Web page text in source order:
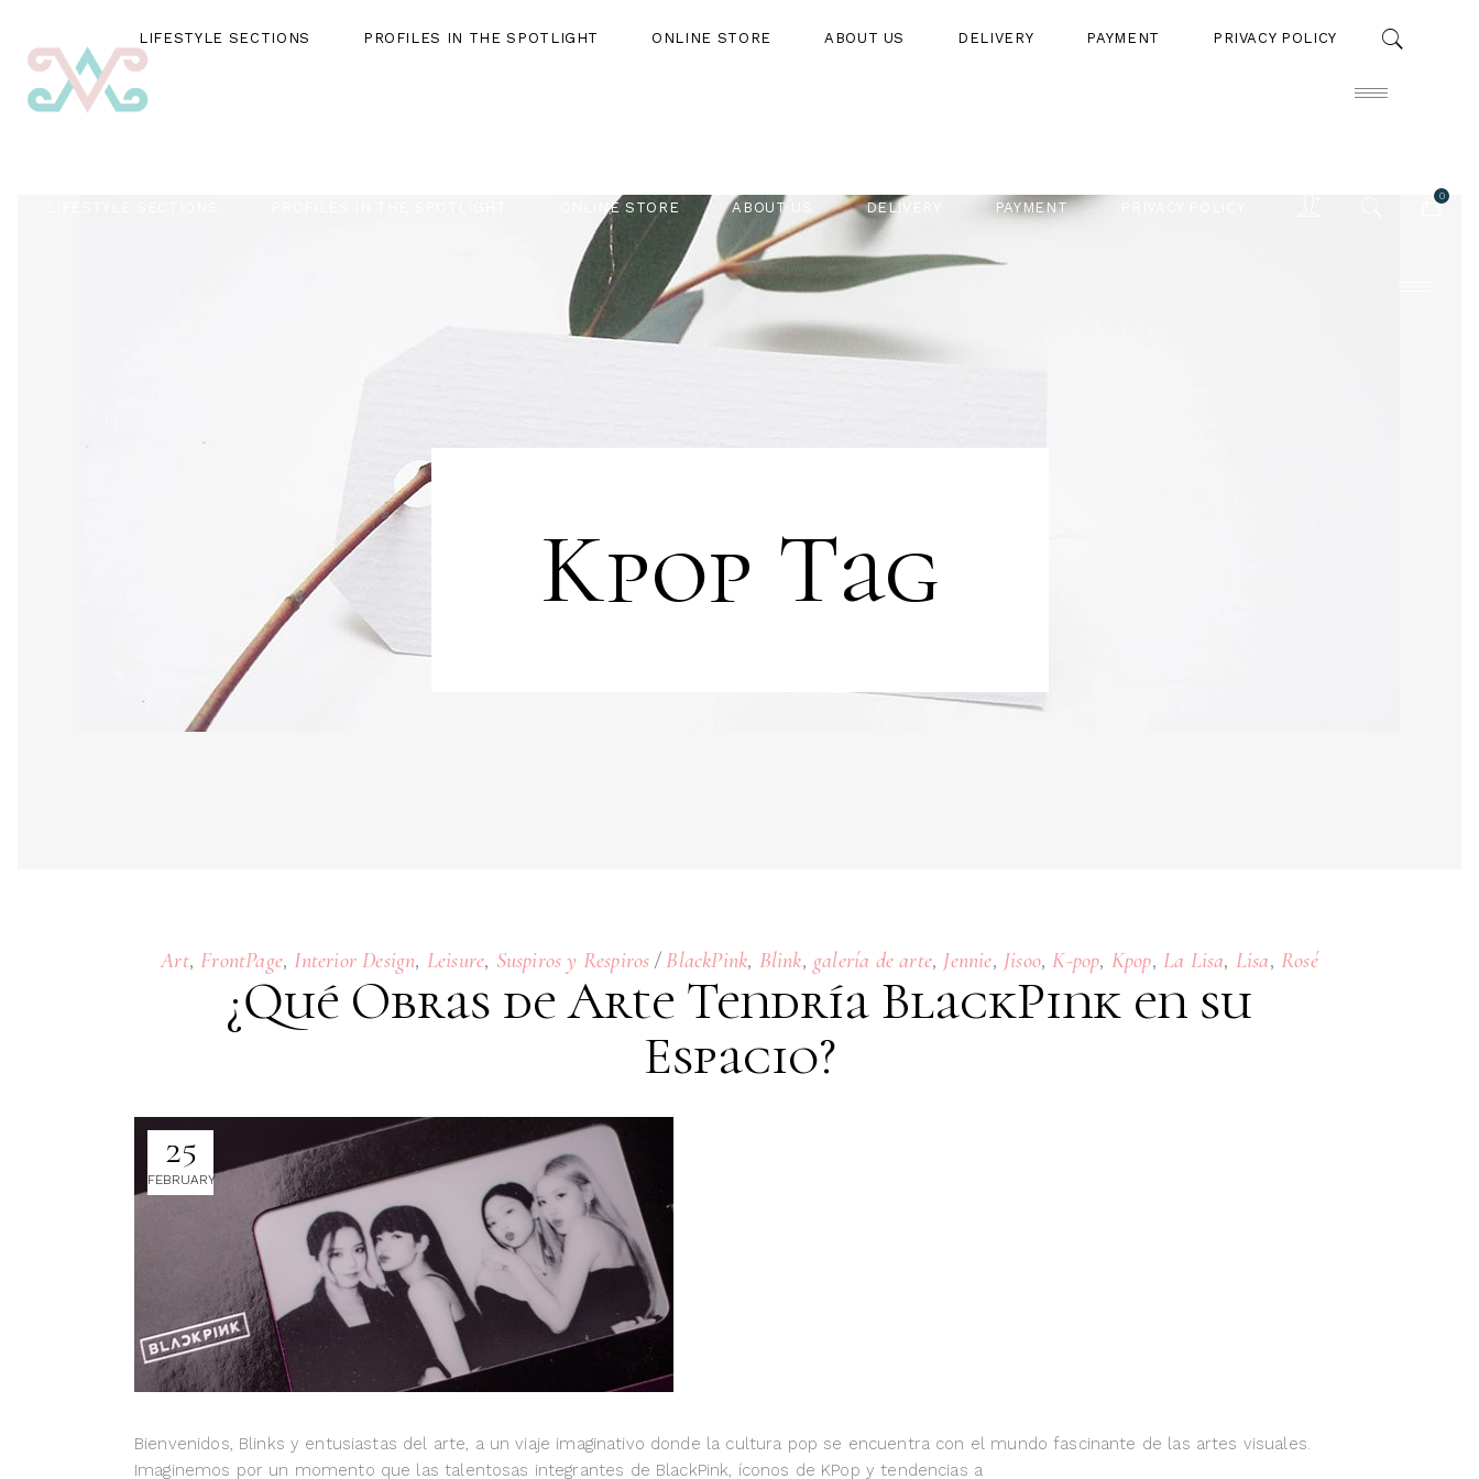
ONLINE STORE ABOUT US DELIVERY PAYMENT
0
LIFESTYLE SECTIONS PROFILES IN THE SPOTLIGHT ONLINE STORE ABOUT US DELIVERY PAYMENT PRIVACY POLICY
Kpop Tag
Art, FrontPage, Interior Design, Leisure, Suspiros y Respiros BlackPink, Blink, galería de arte, Jennie, Jisoo, K-pop, Kpop, La Lisa, Lisa, Rosé
¿Qué Obras de Arte Tendría BlackPink en su
Espacio?
25
FEBRUARY
Bienvenidos, Blinks y entusiastas del arte, a un viaje imaginativo donde la cultura pop se encuentra con el mundo fascinante de las artes visuales.
Imaginemos por un momento que las talentosas integrantes de BlackPink, íconos de KPop y tendencias a